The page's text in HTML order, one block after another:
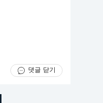
댓글 닫기